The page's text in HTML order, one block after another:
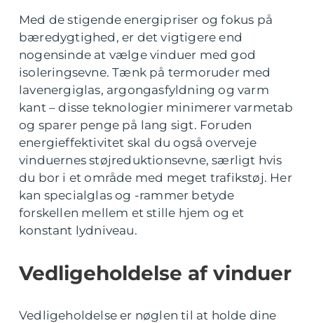
Med de stigende energipriser og fokus på
bæredygtighed, er det vigtigere end
nogensinde at vælge vinduer med god
isoleringsevne. Tænk på termoruder med
lavenergiglas, argongasfyldning og varm
kant – disse teknologier minimerer varmetab
og sparer penge på lang sigt. Foruden
energieffektivitet skal du også overveje
vinduernes støjreduktionsevne, særligt hvis
du bor i et område med meget trafikstøj. Her
kan specialglas og -rammer betyde
forskellen mellem et stille hjem og et
konstant lydniveau.
Vedligeholdelse af vinduer
Vedligeholdelse er nøglen til at holde dine